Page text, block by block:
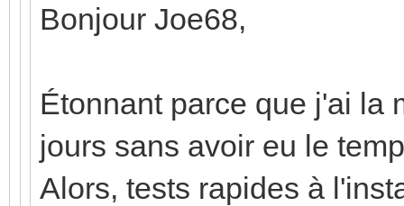
Bonjour Joe68,
Étonnant parce que j'ai la
jours sans avoir eu le
Alors, tests rapides à